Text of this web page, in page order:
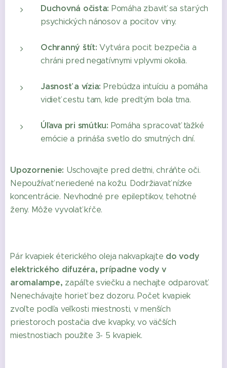
Duchovná očista: Pomáha zbaviť sa starých
psychických nánosov a pocitov viny.
Ochranný štít: Vytvára pocit bezpečia a
chráni pred negatívnymi vplyvmi okolia.
Jasnosť a vízia: Prebúdza intuíciu a pomáha
vidieť cestu tam, kde predtým bola tma.
Úľava pri smútku: Pomáha spracovať ťažké
emócie a prináša svetlo do smutných dní.
Upozornenie: Uschovajte pred deťmi, chráňte oči.
Nepoužívať neriedené na kožu. Dodržiavať nízke
koncentrácie. Nevhodné pre epileptikov, tehotné
ženy. Môže vyvolať kŕče.
Pár kvapiek éterického oleja nakvapkajte do vody
elektrického difuzéra, prípadne vody v
aromalampe, zapáľte sviečku a nechajte odparovať.
Nenechávajte horieť bez dozoru. Počet kvapiek
zvoľte podľa veľkosti miestnosti, v menších
priestoroch postačia dve kvapky, vo väčších
miestnostiach použite 3- 5 kvapiek.